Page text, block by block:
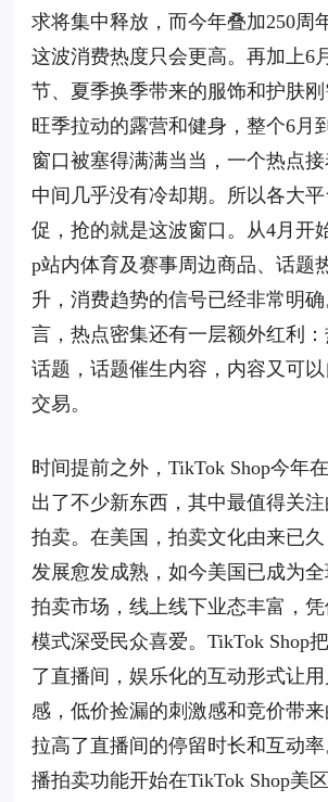
求将集中释放，而今年叠加250周
这波消费热度只会更高。再加上6
节、夏季换季带来的服饰和护肤
旺季拉动的露营和健身，整个6月
窗口被塞得满满当当，一个热点接
中间几乎没有冷却期。所以各大
促，抢的就是这波窗口。从4月开
p站内体育及赛事周边商品、话题
升，消费趋势的信号已经非常明
言，热点密集还有一层额外红利
话题，话题催生内容，内容又可
交易。
时间提前之外，TikTok Shop今年
出了不少新东西，其中最值得关
拍卖。在美国，拍卖文化由来已
发展愈发成熟，如今美国已成为
拍卖市场，线上线下业态丰富，
模式深受民众喜爱。TikTok Shop
了直播间，娱乐化的互动形式让
感，低价捡漏的刺激感和竞价带
拉高了直播间的停留时长和互动
播拍卖功能开始在TikTok Shop美